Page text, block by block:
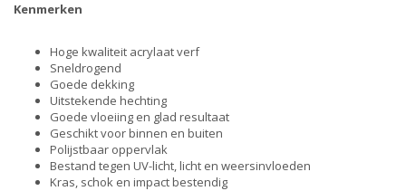
Kenmerken
Hoge kwaliteit acrylaat verf
Sneldrogend
Goede dekking
Uitstekende hechting
Goede vloeiing en glad resultaat
Geschikt voor binnen en buiten
Polijstbaar oppervlak
Bestand tegen UV-licht, licht en weersinvloeden
Kras, schok en impact bestendig